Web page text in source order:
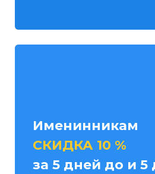
Именинникам
СКИДКА 10 %
за 5 дней до и 5